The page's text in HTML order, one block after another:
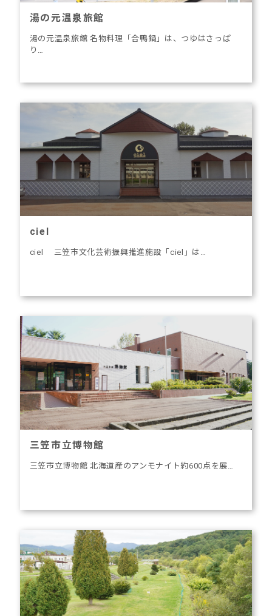
湯の元温泉旅館
湯の元温泉旅館 名物料理「合鴨鍋」は、つゆはさっぱ
り…
ciel
ciel 三笠市文化芸術振興推進施設「ciel」は…
三笠市立博物館
三笠市立博物館 北海道産のアンモナイト約600点を展…